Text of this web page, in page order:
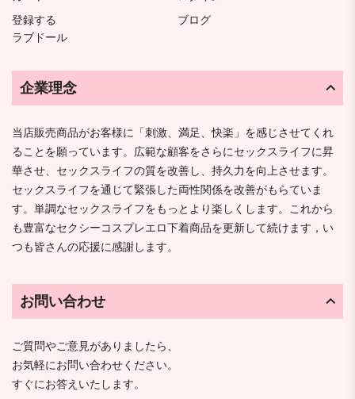
登録する
ブログ
ラブドール
企業理念
当店販売商品がお客様に「刺激、満足、快楽」を感じさせてくれ
ることを願っています。広範な顧客をさらにセックスライフに昇
華させ、セックスライフの質を改善し、持久力を向上させます。
セックスライフを通じて緊張した両性関係を改善がもらていま
す。単調なセックスライフをもっとより楽しくします。これから
も豊富なセクシーコスプレエロ下着商品を更新して続けます，い
つも皆さんの応援に感謝します。
お問い合わせ
ご質問やご意見がありましたら、
お気軽にお問い合わせください。
すぐにお答えいたします。